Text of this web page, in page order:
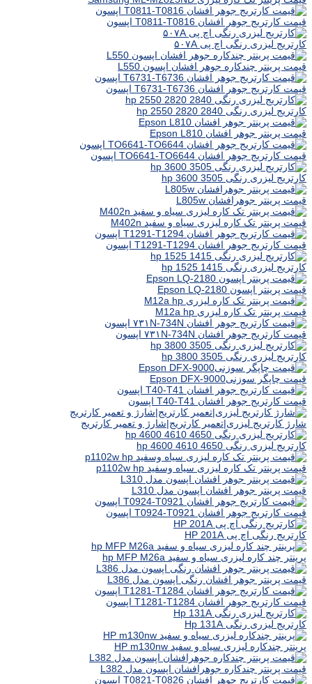
قیمت کارتریج جوهر افشان T0811-T0816 اپسون
کارتریج لیزری رنگی اچ پی ۵۰۷A
قیمت پرینتر چندکاره جوهر افشان اپسون L550
قیمت کارتریج جوهر افشان T6731-T6736 اپسون
کارتریج لیزری رنگی hp 2550 2820 2840
قیمت پرینتر جوهر افشان Epson L810
قیمت کارتریج جوهر افشان TO6641-TO6644 اپسون
کارتریج لیزری رنگی hp 3600 3505
قیمت پرینتر جوهرافشان L805w
قیمت پرینتر تک کاره لیزری سیاه و سفید M402n
قیمت کارتریج جوهر افشان T1291-T1294 اپسون
کارتریج لیزری رنگی hp 1525 1415
قیمت پرینتر اپسون Epson LQ-2180
قیمت پرینتر تک کاره لیزری M12a hp
قیمت کارتریج جوهر افشان ۷۳۱N-734N اپسون
کارتریج لیزری رنگی hp 3800 3505
قیمت چاپگر سوزنیEpson DFX-9000
قیمت کارتریج جوهر افشان T40-T41 اپسون
شارژ کارتریج لیزری|تعمیر کارتریج|شارژ و تعمیر کارتریج
کارتریج لیزری رنگی hp 4600 4610 4650
قیمت پرینتر تک کاره لیزری سیاه وسفید p1102w hp
قیمت پرینتر جوهر افشان اپسون مدل L310
قیمت کارتریج جوهر افشان T0924-T0921 اپسون
کارتریج رنگی اچ پی HP 201A
پرینتر چند کاره لیزری سیاه و سفید hp MFP M26a
قیمت پرینتر جوهر افشان رنگی اپسون مدل L386
قیمت کارتریج جوهر افشان T1281-T1284 اپسون
کارتریج لیزری رنگی Hp 131A
پرینتر چندکاره لیزری سیاه و سفید HP m130nw
قیمت پرینتر چندکاره جوهرافشان اپسون مدل L382